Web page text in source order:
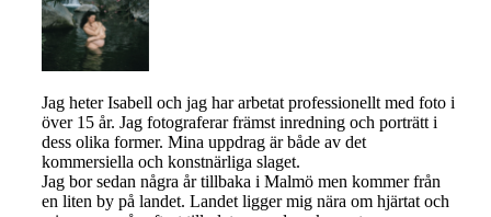
Jag heter Isabell och jag har arbetat professionellt med foto i
över 15 år. Jag fotograferar främst inredning och porträtt i
dess olika former. Mina uppdrag är både av det
kommersiella och konstnärliga slaget.
Jag bor sedan några år tillbaka i Malmö men kommer från
en liten by på landet. Landet ligger mig nära om hjärtat och